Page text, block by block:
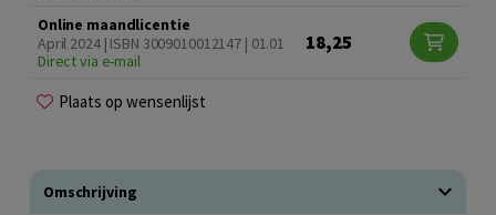
Online maandlicentie
April 2024 | ISBN 3009010012147 | 01.01
Direct via e-mail
18,25
Plaats op wensenlijst
Omschrijving